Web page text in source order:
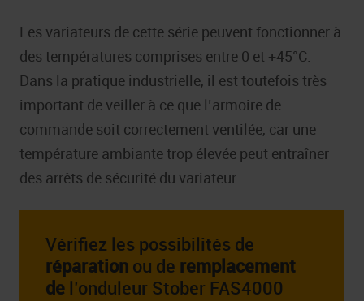
Les variateurs de cette série peuvent fonctionner à
des températures comprises entre 0 et +45°C.
Dans la pratique industrielle, il est toutefois très
important de veiller à ce que l’armoire de
commande soit correctement ventilée, car une
température ambiante trop élevée peut entraîner
des arrêts de sécurité du variateur.
Vérifiez les possibilités de
réparation ou de remplacement
de l’onduleur Stober FAS4000